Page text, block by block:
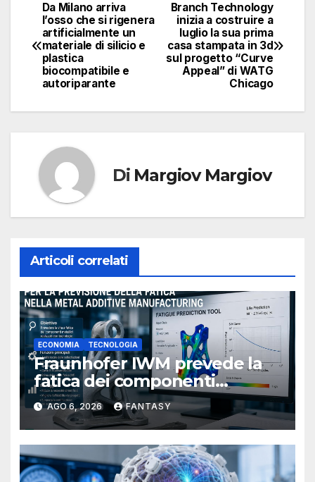
Navigazione
articoli
Branch Technology
inizia a costruire a
luglio la sua prima
casa stampata in 3d
sul progetto “Curve
Appeal” di WATG
Chicago
Da Milano arriva
l’osso che si rigenera
artificialmente un
materiale di silicio e
plastica
biocompatibile e
autoriparante
Di Margiov Margiov
Articoli correlati
ECONOMIA TECNOLOGIA
Fraunhofer IWM prevede la
fatica dei componenti
metallici stampati in 3D
AGO 6, 2026 FANTASY